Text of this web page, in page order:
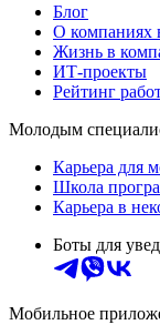
Блог
О компаниях
Жизнь в
ИТ-проекты
Рейтинг
Молодым
Карьера для
Школа
Карьера в
Боты для
Мобильное